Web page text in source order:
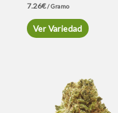
7.26€/ Gramo
Ver Variedad